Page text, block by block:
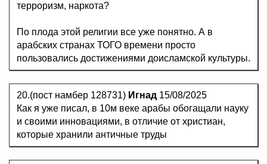
терроризм, наркота?
По плода этой религии все уже понятно. А в
арабских странах ТОГО времени просто
пользовались достижениями доисламской культуры.
20.(пост намбер 128731) Игнад 15/08/2025
Как я уже писал, в 10м веке арабы обогащали науку
и своими инновациями, в отличие от христиан,
которые хранили античные труды